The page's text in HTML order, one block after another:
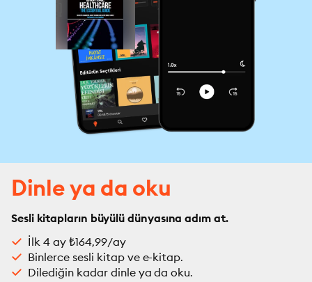
Dinle ya da oku
Sesli kitapların büyülü dünyasına adım at.
İlk 4 ay ₺164,99/ay
Binlerce sesli kitap ve e-kitap.
Dilediğin kadar dinle ya da oku.